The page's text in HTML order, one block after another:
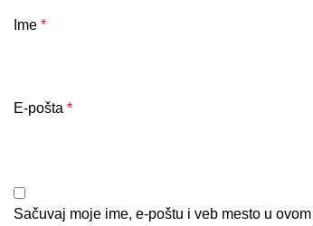
Ime*
E-pošta*
Sačuvaj moje ime, e-poštu i veb mesto u